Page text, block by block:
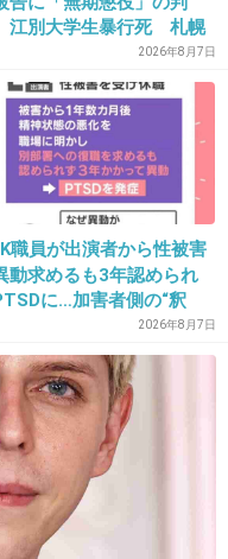
-14
て興奮するんかね
-18
別大学生暴行死 札幌
2026年8月7日
職員が出演者から性被害
動求めるも3年認められ
に…加害者側の“釈
にコラムニスト「納得がい
い」一方で組織体制の問
も指摘
2026年8月7日